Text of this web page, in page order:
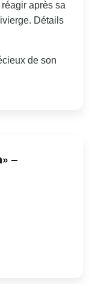
après sa
Détails
de son
–